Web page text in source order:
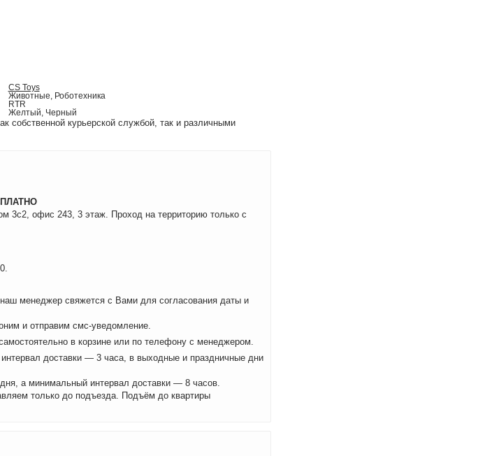
CS Toys
Животные, Роботехника
RTR
Желтый, Черный
собственной курьерской службой, так и различными
3с2, офис 243, 3 этаж. Проход на территорию только с
менеджер свяжется с Вами для согласования даты и
и отправим смс-уведомление.
в корзине или по телефону с менеджером.
доставки — 3 часа, в выходные и праздничные дни
а минимальный интервал доставки — 8 часов.
только до подъезда. Подъём до квартиры